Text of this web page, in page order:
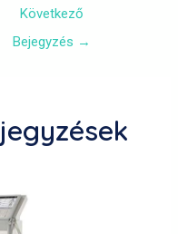
Következő
Bejegyzés →